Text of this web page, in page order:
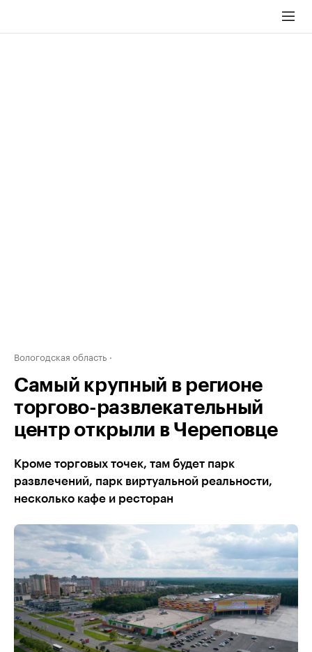
Вологодская область
Самый крупный в регионе
торгово-развлекательный
центр открыли в Череповце
Кроме торговых точек, там будет парк
развлечений, парк виртуальной реальности,
несколько кафе и ресторан